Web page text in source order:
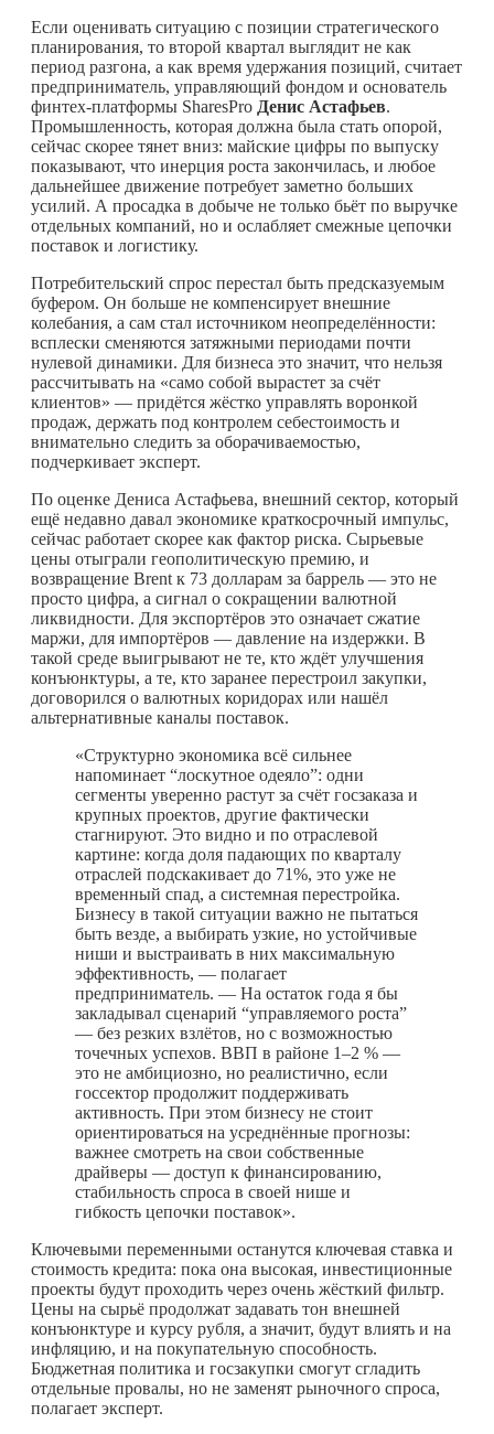
Если оценивать ситуацию с позиции стратегического
планирования, то второй квартал выглядит не как
период разгона, а как время удержания позиций, считает
предприниматель, управляющий фондом и основатель
финтех-платформы SharesPro Денис Астафьев.
Промышленность, которая должна была стать опорой,
сейчас скорее тянет вниз: майские цифры по выпуску
показывают, что инерция роста закончилась, и любое
дальнейшее движение потребует заметно больших
усилий. А просадка в добыче не только бьёт по выручке
отдельных компаний, но и ослабляет смежные цепочки
поставок и логистику.
Потребительский спрос перестал быть предсказуемым
буфером. Он больше не компенсирует внешние
колебания, а сам стал источником неопределённости:
всплески сменяются затяжными периодами почти
нулевой динамики. Для бизнеса это значит, что нельзя
рассчитывать на «само собой вырастет за счёт
клиентов» — придётся жёстко управлять воронкой
продаж, держать под контролем себестоимость и
внимательно следить за оборачиваемостью,
подчеркивает эксперт.
По оценке Дениса Астафьева, внешний сектор, который
ещё недавно давал экономике краткосрочный импульс,
сейчас работает скорее как фактор риска. Сырьевые
цены отыграли геополитическую премию, и
возвращение Brent к 73 долларам за баррель — это не
просто цифра, а сигнал о сокращении валютной
ликвидности. Для экспортёров это означает сжатие
маржи, для импортёров — давление на издержки. В
такой среде выигрывают не те, кто ждёт улучшения
конъюнктуры, а те, кто заранее перестроил закупки,
договорился о валютных коридорах или нашёл
альтернативные каналы поставок.
«Структурно экономика всё сильнее
напоминает “лоскутное одеяло”: одни
сегменты уверенно растут за счёт госзаказа и
крупных проектов, другие фактически
стагнируют. Это видно и по отраслевой
картине: когда доля падающих по кварталу
отраслей подскакивает до 71%, это уже не
временный спад, а системная перестройка.
Бизнесу в такой ситуации важно не пытаться
быть везде, а выбирать узкие, но устойчивые
ниши и выстраивать в них максимальную
эффективность, — полагает
предприниматель. — На остаток года я бы
закладывал сценарий “управляемого роста”
— без резких взлётов, но с возможностью
точечных успехов. ВВП в районе 1–2 % —
это не амбициозно, но реалистично, если
госсектор продолжит поддерживать
активность. При этом бизнесу не стоит
ориентироваться на усреднённые прогнозы:
важнее смотреть на свои собственные
драйверы — доступ к финансированию,
стабильность спроса в своей нише и
гибкость цепочки поставок».
Ключевыми переменными останутся ключевая ставка и
стоимость кредита: пока она высокая, инвестиционные
проекты будут проходить через очень жёсткий фильтр.
Цены на сырьё продолжат задавать тон внешней
конъюнктуре и курсу рубля, а значит, будут влиять и на
инфляцию, и на покупательную способность.
Бюджетная политика и госзакупки смогут сгладить
отдельные провалы, но не заменят рыночного спроса,
полагает эксперт.